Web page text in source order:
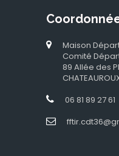
Maison
Comité
89 Allée des
06 81 89 27 61